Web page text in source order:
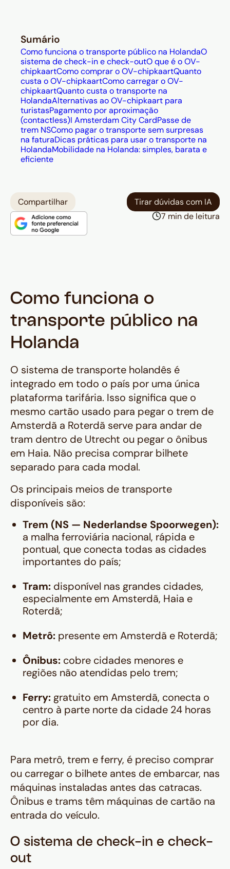
€20 de saldo, pois o sistema exige
esse mínimo para embarcar no
trem.
O sistema funciona comcheck-in e
check-out obrigatórios: esquecer
de passar o cartão ao desembarcar
resulta na cobrança do valor
máximo do trajeto, que costuma ser
bem mais alto do que o percurso
real.
Roterdã sai por ~€18, Amsterdã–
Haia por ~€15 e Haia–Delft por
apenas ~€3 — todos em menos de
uma hora de viagem.
transporte público, sem precisar do
OV-chipkaart — ideal para quem
não quer carregar um cartão extra
na viagem.
Sumário
Como funciona o transporte público na HolandaO
sistema de check-in e check-outO que é o OV-
chipkaartComo comprar o OV-chipkaartQuanto
custa o OV-chipkaartComo carregar o OV-
chipkaartQuanto custa o transporte na
HolandaAlternativas ao OV-chipkaart para
turistasPagamento por aproximação
(contactless)I Amsterdam City CardPasse de
trem NSComo pagar o transporte sem surpresas
na faturaDicas práticas para usar o transporte na
HolandaMobilidade na Holanda: simples, barata e
eficiente
Compartilhar
Tirar dúvidas com IA
7 min de leitura
Como funciona o
transporte público na
Holanda
O sistema de transporte holandês é
integrado em todo o país por uma única
plataforma tarifária. Isso significa que o
mesmo cartão usado para pegar o trem de
Amsterdã a Roterdã serve para andar de
tram dentro de Utrecht ou pegar o ônibus
em Haia. Não precisa comprar bilhete
separado para cada modal.
Os principais meios de transporte
disponíveis são:
Trem (NS — Nederlandse Spoorwegen):
a malha ferroviária nacional, rápida e
pontual, que conecta todas as cidades
importantes do país;
Tram: disponível nas grandes cidades,
especialmente em Amsterdã, Haia e
Roterdã;
Metrô: presente em Amsterdã e Roterdã;
Ônibus: cobre cidades menores e
regiões não atendidas pelo trem;
Ferry: gratuito em Amsterdã, conecta o
centro à parte norte da cidade 24 horas
por dia.
Para metrô, trem e ferry, é preciso comprar
ou carregar o bilhete antes de embarcar, nas
máquinas instaladas antes das catracas.
Ônibus e trams têm máquinas de cartão na
entrada do veículo.
O sistema de check-in e check-
out